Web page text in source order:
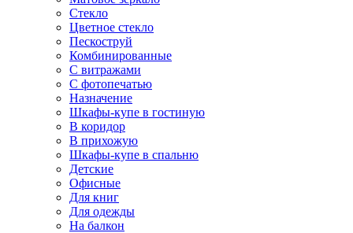
Стекло
Цветное стекло
Пескоструй
Комбинированные
С витражами
С фотопечатью
Назначение
Шкафы-купе в гостиную
В коридор
В прихожую
Шкафы-купе в спальню
Детские
Офисные
Для книг
Для одежды
На балкон